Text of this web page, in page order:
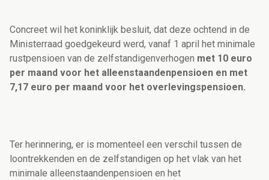
Concreet wil het koninklijk besluit, dat deze ochtend in de
Ministerraad goedgekeurd werd, vanaf 1 april het minimale
rustpensioen van de zelfstandigenverhogen met 10 euro
per maand voor het alleenstaandenpensioen en met
7,17 euro per maand voor het overlevingspensioen.
Ter herinnering, er is momenteel een verschil tussen de
loontrekkenden en de zelfstandigen op het vlak van het
minimale alleenstaandenpensioen en het